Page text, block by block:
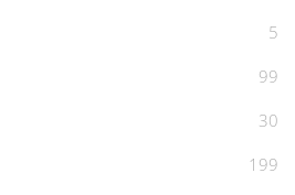
5
99
30
199